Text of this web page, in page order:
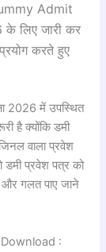
Admit
के लिए जारी कर
करते हुए
2026 में उपस्थित
है क्योंकि डमी
वाला प्रवेश
प्रवेश पत्र को
गलत पाए जाने
: